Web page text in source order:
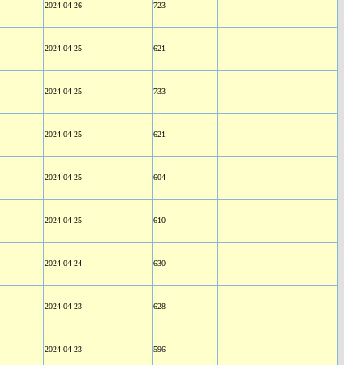
2024-04-26 723
2024-04-25 621
2024-04-25 733
2024-04-25 621
2024-04-25 604
2024-04-25 610
2024-04-24 630
2024-04-23 628
2024-04-23 596